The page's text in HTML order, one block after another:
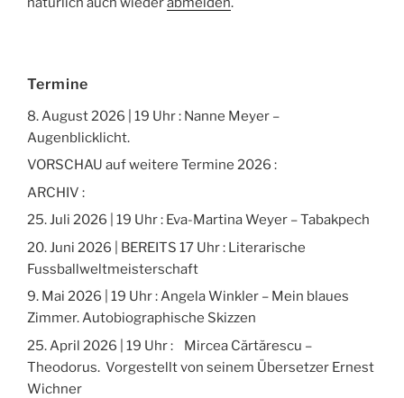
Termine
8. August 2026 | 19 Uhr : Nanne Meyer –
Augenblicklicht.
VORSCHAU auf weitere Termine 2026 :
ARCHIV :
25. Juli 2026 | 19 Uhr : Eva-Martina Weyer – Tabakpech
20. Juni 2026 | BEREITS 17 Uhr : Literarische
Fussballweltmeisterschaft
9. Mai 2026 | 19 Uhr : Angela Winkler – Mein blaues
Zimmer. Autobiographische Skizzen
25. April 2026 | 19 Uhr : Mircea Cărtărescu –
Theodorus. Vorgestellt von seinem Übersetzer Ernest
Wichner